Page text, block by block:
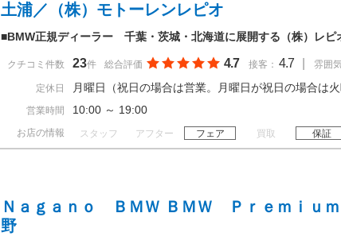
土浦／（株）モトーレンレピオ
■BMW正規ディーラー 千葉・茨城・北海道に展開する（株）レピ
クチコミ件数 23件 総合評価 4.7 接客： 4.7 雰囲
定休日 月曜日（祝日の場合は営業。月曜日が祝日の場合は
営業時間 10:00 ～ 19:00
お店の情報 スタッフ アフター フェア 買取 保証
Ｎａｇａｎｏ ＢＭＷ ＢＭＷ Ｐｒｅｍｉｕ
野